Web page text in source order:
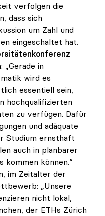
verfolgen die
dass sich
um Zahl und
eingeschaltet hat.
in
wird es
essentiell sein,
hochqualifizierten
zu verfügen. Dafür
und adäquate
Studium ernsthaft
auch in planbarer
kommen können.“
im Zeitalter der
„Unsere
nicht lokal,
der ETHs Zürich